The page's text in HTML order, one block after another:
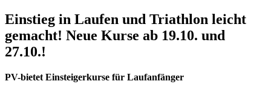
Einstieg in Laufen und Triathlon leicht
gemacht! Neue Kurse ab 19.10. und
27.10.!
PV-bietet Einsteigerkurse für Laufanfänger